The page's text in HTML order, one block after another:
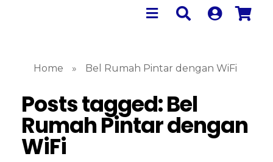
Home » Bel Rumah Pintar dengan WiFi
Posts tagged: Bel
Rumah Pintar dengan
WiFi